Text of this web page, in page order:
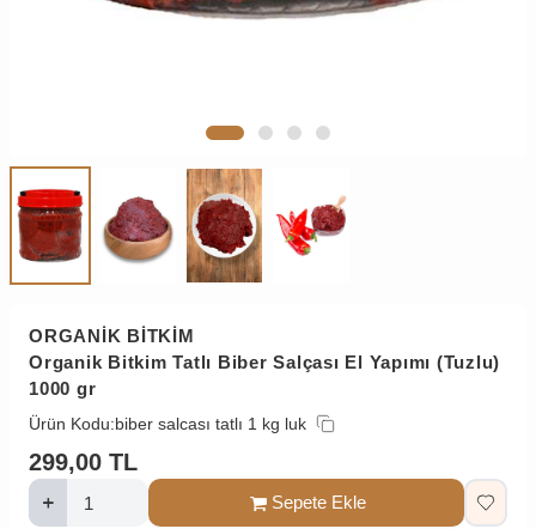
ORGANİK BİTKİM
Organik Bitkim Tatlı Biber Salçası El Yapımı (Tuzlu)
1000 gr
Ürün Kodu:biber salcası tatlı 1 kg luk
299,00 TL
Sepete Ekle